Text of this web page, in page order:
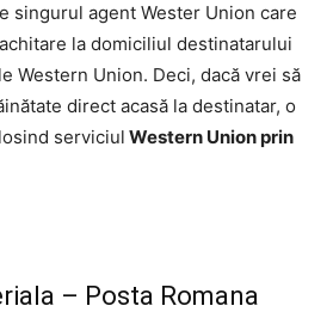
singurul agent Wester Union care
la domiciliul destinatarului
Western Union. Deci, dacă vrei să
direct acasă la destinatar, o
serviciul Western Union prin
– Posta Romana